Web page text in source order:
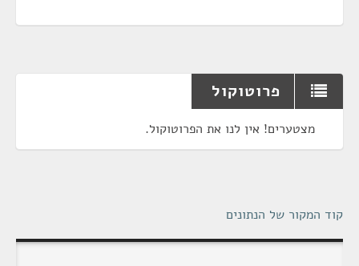
פרוטוקול
מצטערים! אין לנו את הפרוטוקול.
קוד המקור של הנתונים